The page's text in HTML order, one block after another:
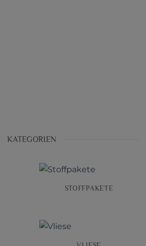
KATEGORIEN
STOFFPAKETE